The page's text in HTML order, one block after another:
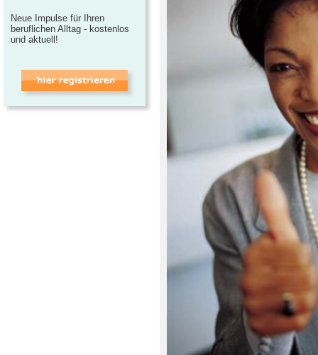
Neue Impulse für Ihren
beruflichen Alltag - kostenlos
und aktuell!